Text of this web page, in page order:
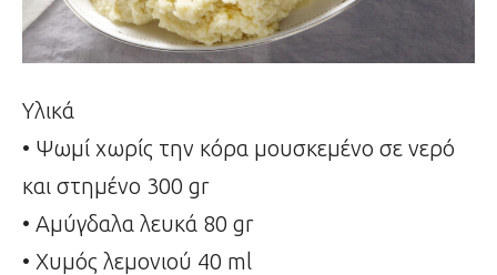
Υλικά
• Ψωμί χωρίς την κόρα μουσκεμένο σε νερό
και στημένο 300 gr
• Αμύγδαλα λευκά 80 gr
• Χυμός λεμονιού 40 ml